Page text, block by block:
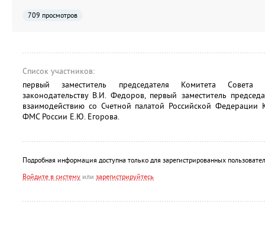
709 просмотров
Список участников:
первый заместитель председателя Комитета
законодательству В.И. Федоров, первый заместитель
взаимодействию со Счетной палатой Российской Федерации
ФМС России Е.Ю. Егорова.
Подробная информация доступна только для зарегистрированных
Войдите в систему или зарегистрируйтесь